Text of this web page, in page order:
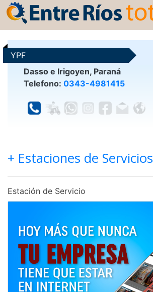
YPF
Dasso e Irigoyen, Paraná
Telefono: 0343-4981415
+ Estaciones de Servicios
Estación de Servicio